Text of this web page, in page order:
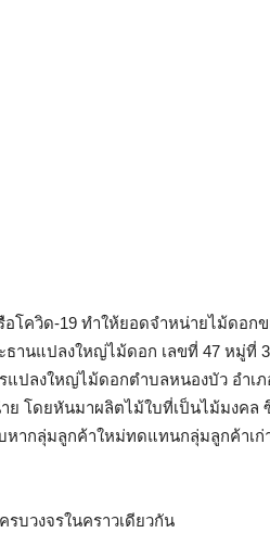
อโควิด-19 ทำให้ยอดจำหน่ายไม้ดอก
ธานแปลงใหญ่ไม้ดอก เลขที่ 47 หมู่ที่ 3
แปลงใหญ่ไม้ดอกตำบลหนองบัว อำเภ
ย โดยหันมาผลิตไม้ใบที่เป็นไม้มงคล
หากลุ่มลูกค้าใหม่ทดแทนกลุ่มลูกค้าเก่